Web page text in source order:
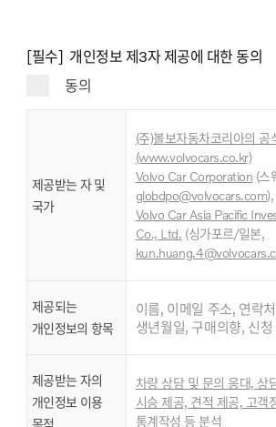
[필수] 개인정보 제3자 제공에 대한 동의
동의
제공받는 자 및
국가
(주)볼보자동차코리아의 공
(www.volvocars.co.kr)
Volvo Car Corporation (스
globdpo@volvocars.com),
Volvo Car Asia Pacific
Co., Ltd. (싱가포르/일본,
제공되는
개인정보의 항목
이름, 이메일 주소, 연락
생년월일, 구매의향, 신
제공받는 자의
개인정보 이용
목적
차량 상담 및 문의 응대, 상
시승 제공, 견적 제공, 고객
통계작성 등 분석